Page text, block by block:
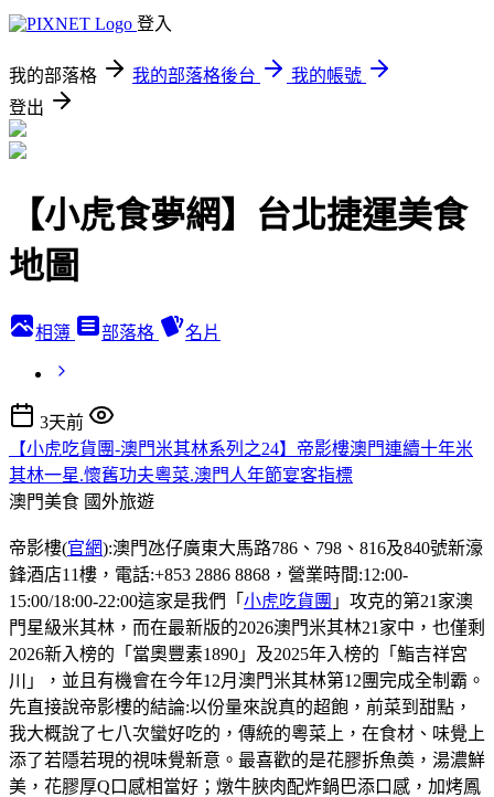
登入
我的部落格 我的部落格後台
我的帳號
登出
【小虎食夢網】台北捷運美食
地圖
相簿 部落格 名片
3天前
【小虎吃貨團-澳門米其林系列之24】帝影樓澳門連續十年米
其林一星.懷舊功夫粵菜.澳門人年節宴客指標
澳門美食 國外旅遊
帝影樓(官網):澳門氹仔廣東大馬路786、798、816及840號新濠
鋒酒店11樓，電話:+853 2886 8868，營業時間:12:00-
15:00/18:00-22:00這家是我們「 小虎吃貨團 」攻克的第21家澳
門星級米其林，而在最新版的2026澳門米其林21家中，也僅剩
2026新入榜的「當奧豐素1890」及2025年入榜的「鮨吉祥宮
川」，並且有機會在今年12月澳門米其林第12團完成全制霸。
先直接說帝影樓的結論:以份量來說真的超飽，前菜到甜點，
我大概說了七八次蠻好吃的，傳統的粵菜上，在食材、味覺上
添了若隱若現的視味覺新意。最喜歡的是花膠拆魚𡙡，湯濃鮮
美，花膠厚Q口感相當好；燉牛脥肉配炸鍋巴添口感，加烤鳳